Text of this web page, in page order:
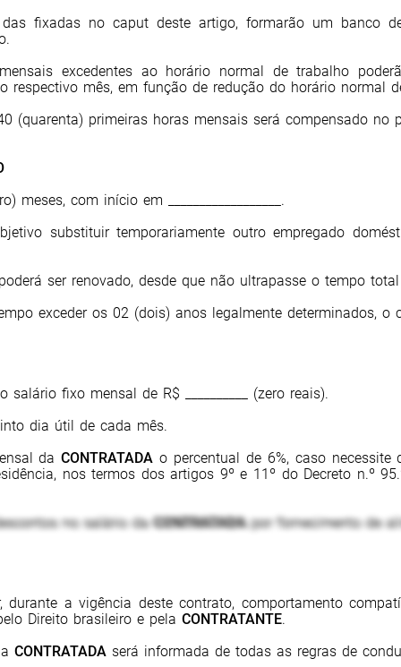
fixadas no caput deste artigo, formarão um banco
excedentes ao horário normal de trabalho
respectivo mês, em função de redução do horário normal
(quarenta) primeiras horas mensais será compensado no
) meses, com início em __________________.
substituir temporariamente outro empregado
ser renovado, desde que não ultrapasse o tempo
exceder os 02 (dois) anos legalmente determinados,
salário fixo mensal de R$ __________ (zero reais).
dia útil de cada mês.
daCONTRATADA o percentual de 6%, caso
nos termos dos artigos 9º e 11º do Decreto n.º
no salário daCONTRATADApor fornecimento de
a vigência deste contrato, comportamento
Direito brasileiro e pelaCONTRATANTE.
aCONTRATADA será informada de todas as regras de